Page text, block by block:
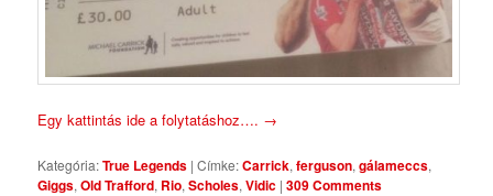
Egy kattintás ide a folytatáshoz…. →
Kategória:True Legends |Címke:Carrick,ferguson,gálameccs,
Giggs,Old Trafford, Rio,Scholes,Vidic |309 Comments